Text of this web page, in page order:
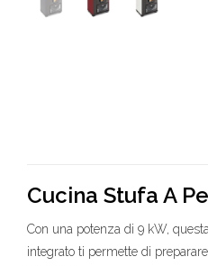
Cucina Stufa A
Con una potenza di 9 kW,
integrato ti permette di